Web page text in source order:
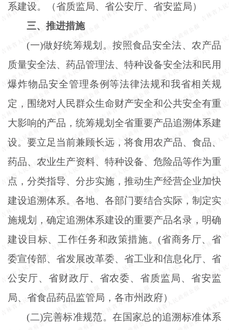
系建设。（省质监局、省公安厅、省安监局）
三、推进措施
(一)做好统筹规划。按照食品安全法、农产品
质量安全法、药品管理法、特种设备安全法和民用
爆炸物品安全管理条例等法律法规和我省相关规
定，围绕对人民群众生命财产安全和公共安全有重
大影响的产品，统筹规划全省重要产品追溯体系建
设。要立足当前兼顾长远，将食用农产品、食品、
药品、农业生产资料、特种设备、危险品等作为重
点，分类指导、分步实施，推动生产经营企业加快
建设追溯体系。各地、各部门要结合实际，制定实
施规划，确定追溯体系建设的重要产品名录，明确
建设目标、工作任务和政策措施。(省商务厅、省
委宣传部、省发展改革委、省工业和信息化厅、省
公安厅、省财政厅、省农委、省质监局、省安监
局、省食品药品监管局，各市州政府）
(二)完善标准规范。在国家总的追溯标准体系